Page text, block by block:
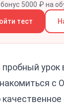
5000 ₽ на
тест
урок
с